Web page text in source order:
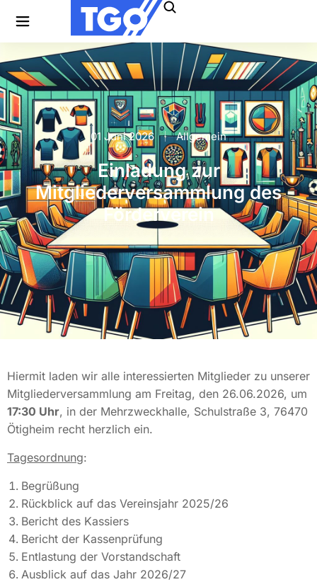
01 Juni 2026 Allgemein
Einladung zur
Mitgliederversammlung des
Förderverein
Hiermit laden wir alle interessierten Mitglieder zu unserer
Mitgliederversammlung am Freitag, den 26.06.2026, um
17:30 Uhr, in der Mehrzweckhalle, Schulstraße 3, 76470
Ötigheim recht herzlich ein.
Tagesordnung:
Begrüßung
Rückblick auf das Vereinsjahr 2025/26
Bericht des Kassiers
Bericht der Kassenprüfung
Entlastung der Vorstandschaft
Ausblick auf das Jahr 2026/27